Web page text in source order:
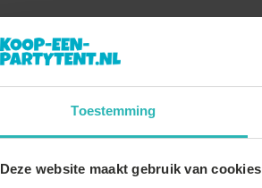
Toestemming
Deze website maakt gebruik van cookies
sale